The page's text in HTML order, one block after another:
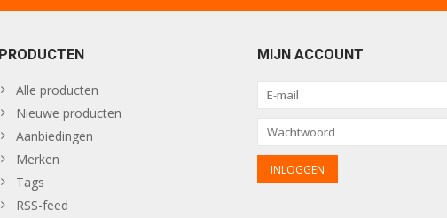
PRODUCTEN
Alle producten
Nieuwe producten
Aanbiedingen
Merken
Tags
RSS-feed
MIJN ACCOUNT